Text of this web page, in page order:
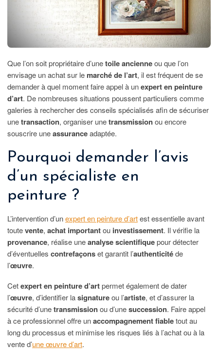
Que l’on soit propriétaire d’unetoile ancienneou que l’on
envisage un achat sur le marché de l’art, il est fréquent de se
demander à quel moment faire appel à unexpert en peinture
d’art. De nombreuses situations poussent particuliers comme
galeries à rechercher des conseils spécialisés afin de sécuriser
unetransaction, organiser unetransmissionou encore
souscrire uneassuranceadaptée.
Pourquoi demander l’avis
d’un spécialiste en
peinture ?
L’intervention d’unexpert en peinture d’artest essentielle avant
toutevente, achat importantou investissement. Il vérifie la
provenance, réalise uneanalyse scientifiquepour détecter
d’éventuelles contrefaçonset garantit l’authenticitéde
l’œuvre.
Cetexpert en peinture d’artpermet également de dater
l’œuvre, d’identifier lasignatureou l’artiste, et d’assurer la
sécurité d’unetransmissionou d’unesuccession. Faire appel
à ce professionnel offre unaccompagnement fiabletout au
long du processus et minimise les risques liés à l’achat ou à la
vente d’une œuvre d’art.